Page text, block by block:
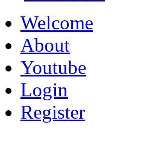
Welcome
About
Youtube
Login
Register